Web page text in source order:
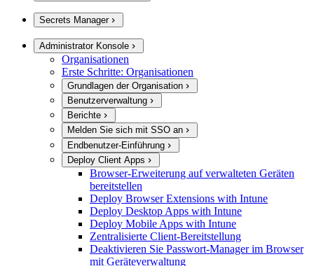
Secrets Manager
Administrator Konsole
Organisationen
Erste Schritte: Organisationen
Grundlagen der Organisation
Benutzerverwaltung
Berichte
Melden Sie sich mit SSO an
Endbenutzer-Einführung
Deploy Client Apps
Browser-Erweiterung auf verwalteten Geräten
bereitstellen
Deploy Browser Extensions with Intune
Deploy Desktop Apps with Intune
Deploy Mobile Apps with Intune
Zentralisierte Client-Bereitstellung
Deaktivieren Sie Passwort-Manager im Browser
mit Geräteverwaltung